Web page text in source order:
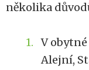
několika
V
Alejní,